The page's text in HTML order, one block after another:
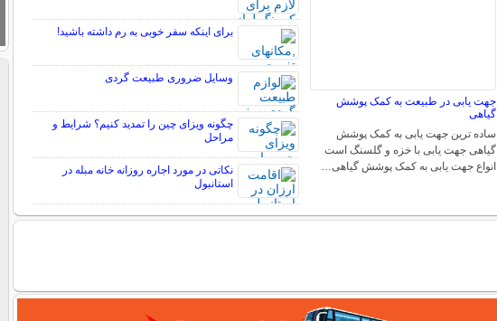
جهت یابی در طبیعت به کمک پوشش
گیاهی
ساده ترین جهت یابی به کمک پوشش
گیاهی جهت یابی با خزه و گلسنگ است
انواع جهت یابی به کمک پوشش گیاهی…
برای اینکه سفر خوبی به رم داشته باشید!
وسایل ضروری طبیعت گردی
چگونه ویزای چین را تمدید کنیم؟ شرایط و
مراحل
نکاتی در مورد اجاره روزانه خانه مبله در
استانبول